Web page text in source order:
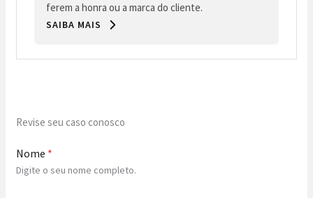
ferem a honra ou a marca do cliente.
SAIBA MAIS
Revise seu caso conosco
Nome *
Digite o seu nome completo.